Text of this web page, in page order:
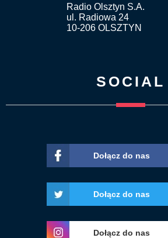
Radio Olsztyn S.A.
ul. Radiowa 24
10-206 OLSZTYN
SOCIAL
Dołącz do nas
Dołącz do nas
Dołącz do nas